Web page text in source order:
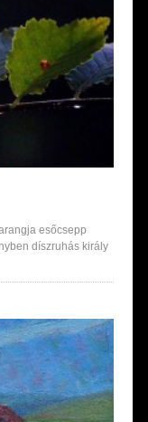
esőcsepp
díszruhás király